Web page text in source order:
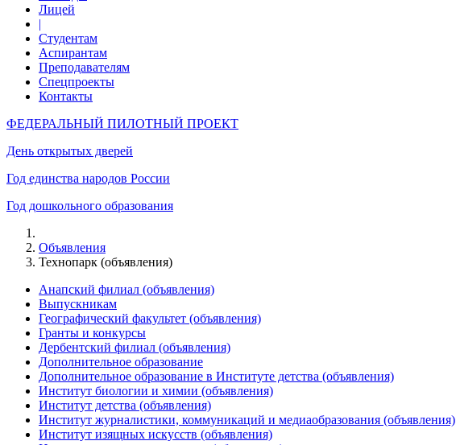
Лицей
|
Студентам
Аспирантам
Преподавателям
Спецпроекты
Контакты
ФЕДЕРАЛЬНЫЙ ПИЛОТНЫЙ ПРОЕКТ
День открытых дверей
Год единства народов России
Год дошкольного образования
Объявления
Технопарк (объявления)
Анапский филиал (объявления)
Выпускникам
Географический факультет (объявления)
Гранты и конкурсы
Дербентский филиал (объявления)
Дополнительное образование
Дополнительное образование в Институте детства (объявления)
Институт биологии и химии (объявления)
Институт детства (объявления)
Институт журналистики, коммуникаций и медиаобразования (объявления)
Институт изящных искусств (объявления)